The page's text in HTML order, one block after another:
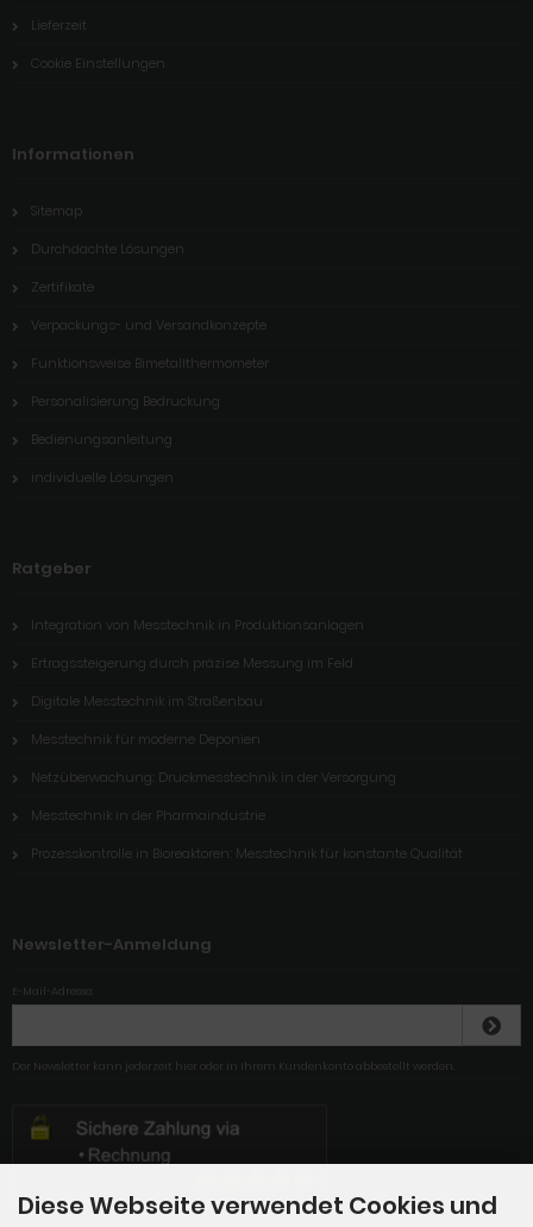
Lieferzeit
Cookie Einstellungen
Informationen
Sitemap
Durchdachte Lösungen
Zertifikate
Verpackungs- und Versandkonzepte
Funktionsweise Bimetallthermometer
Personalisierung Bedruckung
Bedienungsanleitung
individuelle Lösungen
Ratgeber
Integration von Messtechnik in Produktionsanlagen
Ertragssteigerung durch präzise Messung im Feld
Digitale Messtechnik im Straßenbau
Messtechnik für moderne Deponien
Netzüberwachung: Druckmesstechnik in der Versorgung
Messtechnik in der Pharmaindustrie
Prozesskontrolle in Bioreaktoren: Messtechnik für konstante Qualität
Newsletter-Anmeldung
E-Mail-Adresse:
Der Newsletter kann jederzeit hier oder in Ihrem Kundenkonto abbestellt werden.
Diese Webseite verwendet Cookies und